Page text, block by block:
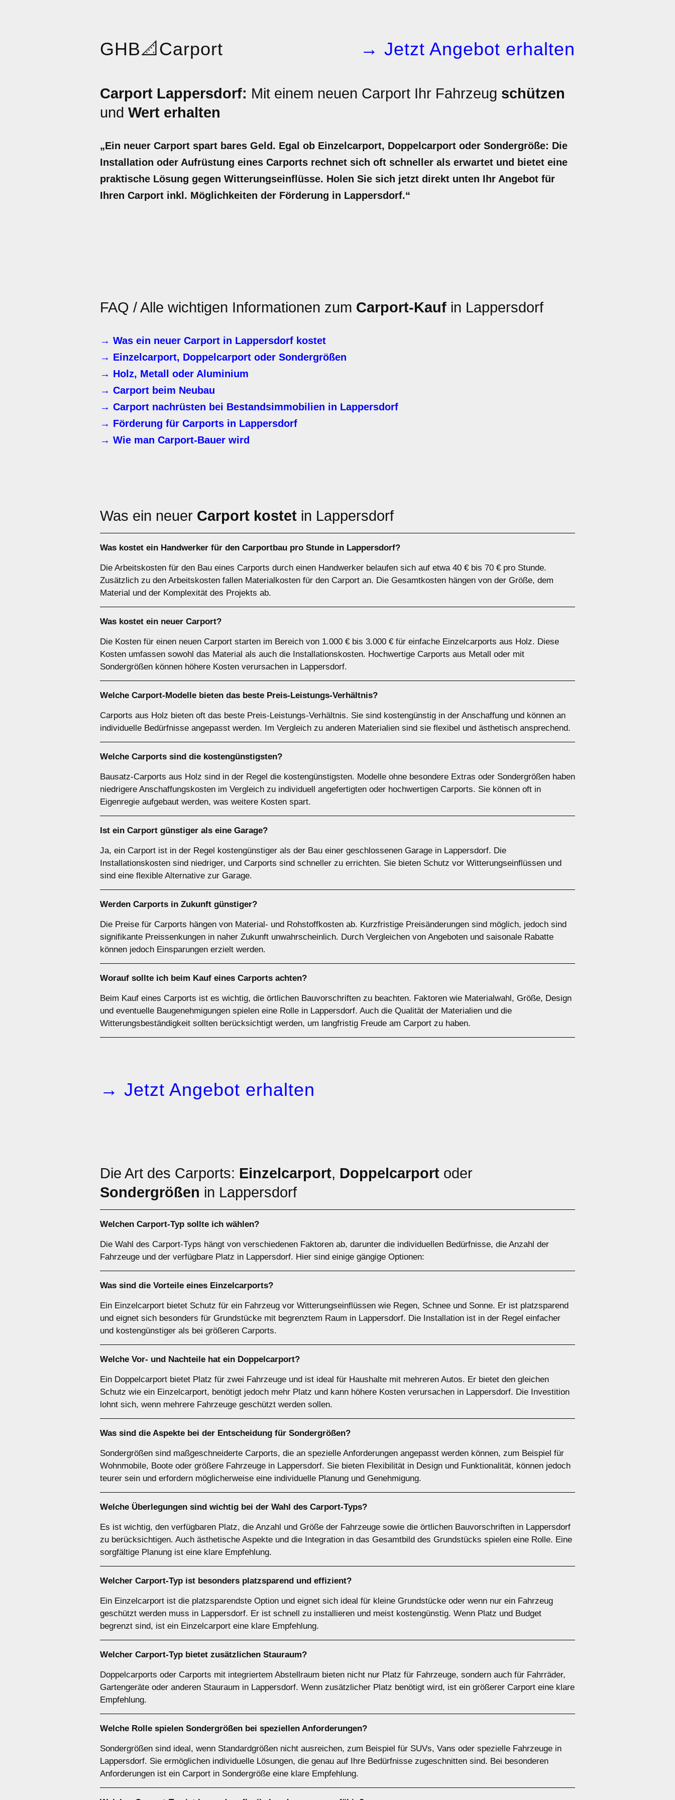
GHB📐Carport → Jetzt Angebot erhalten
Carport Lappersdorf: Mit einem neuen Carport Ihr Fahrzeug schützen
und Wert erhalten
„Ein neuer Carport spart bares Geld. Egal ob Einzelcarport, Doppelcarport oder Sondergröße: Die
Installation oder Aufrüstung eines Carports rechnet sich oft schneller als erwartet und bietet eine
praktische Lösung gegen Witterungseinflüsse. Holen Sie sich jetzt direkt unten Ihr Angebot für
Ihren Carport inkl. Möglichkeiten der Förderung in Lappersdorf.“
FAQ / Alle wichtigen Informationen zum Carport-Kauf in Lappersdorf
→ Was ein neuer Carport in Lappersdorf kostet
→ Einzelcarport, Doppelcarport oder Sondergrößen
→ Holz, Metall oder Aluminium
→ Carport beim Neubau
→ Carport nachrüsten bei Bestandsimmobilien in Lappersdorf
→ Förderung für Carports in Lappersdorf
→ Wie man Carport-Bauer wird
Was ein neuer Carport kostet in Lappersdorf
Was kostet ein Handwerker für den Carportbau pro Stunde in Lappersdorf?
Die Arbeitskosten für den Bau eines Carports durch einen Handwerker belaufen sich auf etwa 40 € bis 70 € pro Stunde.
Zusätzlich zu den Arbeitskosten fallen Materialkosten für den Carport an. Die Gesamtkosten hängen von der Größe, dem
Material und der Komplexität des Projekts ab.
Was kostet ein neuer Carport?
Die Kosten für einen neuen Carport starten im Bereich von 1.000 € bis 3.000 € für einfache Einzelcarports aus Holz. Diese
Kosten umfassen sowohl das Material als auch die Installationskosten. Hochwertige Carports aus Metall oder mit
Sondergrößen können höhere Kosten verursachen in Lappersdorf.
Welche Carport-Modelle bieten das beste Preis-Leistungs-Verhältnis?
Carports aus Holz bieten oft das beste Preis-Leistungs-Verhältnis. Sie sind kostengünstig in der Anschaffung und können an
individuelle Bedürfnisse angepasst werden. Im Vergleich zu anderen Materialien sind sie flexibel und ästhetisch ansprechend.
Welche Carports sind die kostengünstigsten?
Bausatz-Carports aus Holz sind in der Regel die kostengünstigsten. Modelle ohne besondere Extras oder Sondergrößen haben
niedrigere Anschaffungskosten im Vergleich zu individuell angefertigten oder hochwertigen Carports. Sie können oft in
Eigenregie aufgebaut werden, was weitere Kosten spart.
Ist ein Carport günstiger als eine Garage?
Ja, ein Carport ist in der Regel kostengünstiger als der Bau einer geschlossenen Garage in Lappersdorf. Die
Installationskosten sind niedriger, und Carports sind schneller zu errichten. Sie bieten Schutz vor Witterungseinflüssen und
sind eine flexible Alternative zur Garage.
Werden Carports in Zukunft günstiger?
Die Preise für Carports hängen von Material- und Rohstoffkosten ab. Kurzfristige Preisänderungen sind möglich, jedoch sind
signifikante Preissenkungen in naher Zukunft unwahrscheinlich. Durch Vergleichen von Angeboten und saisonale Rabatte
können jedoch Einsparungen erzielt werden.
Worauf sollte ich beim Kauf eines Carports achten?
Beim Kauf eines Carports ist es wichtig, die örtlichen Bauvorschriften zu beachten. Faktoren wie Materialwahl, Größe, Design
und eventuelle Baugenehmigungen spielen eine Rolle in Lappersdorf. Auch die Qualität der Materialien und die
Witterungsbeständigkeit sollten berücksichtigt werden, um langfristig Freude am Carport zu haben.
→ Jetzt Angebot erhalten
Die Art des Carports: Einzelcarport, Doppelcarport oder
Sondergrößen in Lappersdorf
Welchen Carport-Typ sollte ich wählen?
Die Wahl des Carport-Typs hängt von verschiedenen Faktoren ab, darunter die individuellen Bedürfnisse, die Anzahl der
Fahrzeuge und der verfügbare Platz in Lappersdorf. Hier sind einige gängige Optionen:
Was sind die Vorteile eines Einzelcarports?
Ein Einzelcarport bietet Schutz für ein Fahrzeug vor Witterungseinflüssen wie Regen, Schnee und Sonne. Er ist platzsparend
und eignet sich besonders für Grundstücke mit begrenztem Raum in Lappersdorf. Die Installation ist in der Regel einfacher
und kostengünstiger als bei größeren Carports.
Welche Vor- und Nachteile hat ein Doppelcarport?
Ein Doppelcarport bietet Platz für zwei Fahrzeuge und ist ideal für Haushalte mit mehreren Autos. Er bietet den gleichen
Schutz wie ein Einzelcarport, benötigt jedoch mehr Platz und kann höhere Kosten verursachen in Lappersdorf. Die Investition
lohnt sich, wenn mehrere Fahrzeuge geschützt werden sollen.
Was sind die Aspekte bei der Entscheidung für Sondergrößen?
Sondergrößen sind maßgeschneiderte Carports, die an spezielle Anforderungen angepasst werden können, zum Beispiel für
Wohnmobile, Boote oder größere Fahrzeuge in Lappersdorf. Sie bieten Flexibilität in Design und Funktionalität, können jedoch
teurer sein und erfordern möglicherweise eine individuelle Planung und Genehmigung.
Welche Überlegungen sind wichtig bei der Wahl des Carport-Typs?
Es ist wichtig, den verfügbaren Platz, die Anzahl und Größe der Fahrzeuge sowie die örtlichen Bauvorschriften in Lappersdorf
zu berücksichtigen. Auch ästhetische Aspekte und die Integration in das Gesamtbild des Grundstücks spielen eine Rolle. Eine
sorgfältige Planung ist eine klare Empfehlung.
Welcher Carport-Typ ist besonders platzsparend und effizient?
Ein Einzelcarport ist die platzsparendste Option und eignet sich ideal für kleine Grundstücke oder wenn nur ein Fahrzeug
geschützt werden muss in Lappersdorf. Er ist schnell zu installieren und meist kostengünstig. Wenn Platz und Budget
begrenzt sind, ist ein Einzelcarport eine klare Empfehlung.
Welcher Carport-Typ bietet zusätzlichen Stauraum?
Doppelcarports oder Carports mit integriertem Abstellraum bieten nicht nur Platz für Fahrzeuge, sondern auch für Fahrräder,
Gartengeräte oder anderen Stauraum in Lappersdorf. Wenn zusätzlicher Platz benötigt wird, ist ein größerer Carport eine klare
Empfehlung.
Welche Rolle spielen Sondergrößen bei speziellen Anforderungen?
Sondergrößen sind ideal, wenn Standardgrößen nicht ausreichen, zum Beispiel für SUVs, Vans oder spezielle Fahrzeuge in
Lappersdorf. Sie ermöglichen individuelle Lösungen, die genau auf Ihre Bedürfnisse zugeschnitten sind. Bei besonderen
Anforderungen ist ein Carport in Sondergröße eine klare Empfehlung.